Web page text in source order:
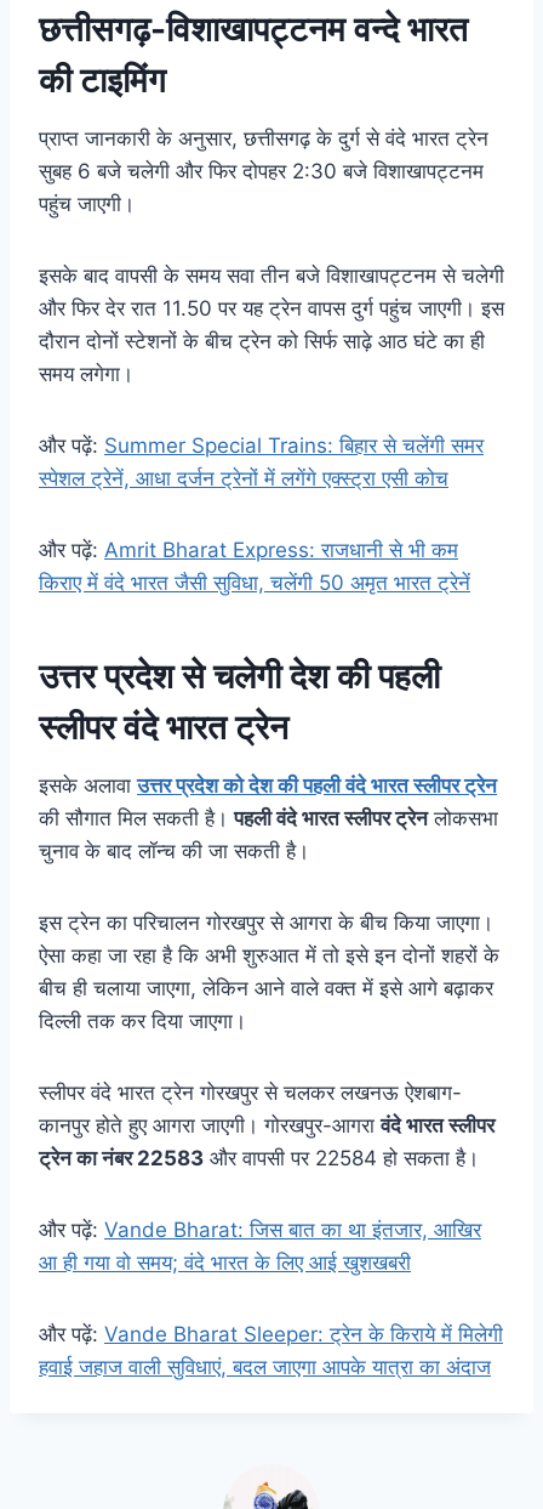
छत्तीसगढ़-विशाखापट्टनम वन्दे भारत
की टाइमिंग
प्राप्त जानकारी के अनुसार, छत्तीसगढ़ के दुर्ग से वंदे भारत ट्रेन
सुबह 6 बजे चलेगी और फिर दोपहर 2:30 बजे विशाखापट्टनम
पहुंच जाएगी।
इसके बाद वापसी के समय सवा तीन बजे विशाखापट्टनम से चलेगी
और फिर देर रात 11.50 पर यह ट्रेन वापस दुर्ग पहुंच जाएगी। इस
दौरान दोनों स्टेशनों के बीच ट्रेन को सिर्फ साढ़े आठ घंटे का ही
समय लगेगा।
और पढ़ें: Summer Special Trains: बिहार से चलेंगी समर
स्पेशल ट्रेनें, आधा दर्जन ट्रेनों में लगेंगे एक्स्ट्रा एसी कोच
और पढ़ें: Amrit Bharat Express: राजधानी से भी कम
किराए में वंदे भारत जैसी सुविधा, चलेंगी 50 अमृत भारत ट्रेनें
उत्तर प्रदेश से चलेगी देश की पहली
स्लीपर वंदेभारतट्रेन
इसके अलावाउत्तर प्रदेश को देश की पहली वंदे भारत स्लीपर ट्रेन
की सौगात मिल सकती है।पहली वंदे भारत स्लीपर ट्रेनलोकसभा
चुनाव के बाद लॉन्च की जा सकती है।
इस ट्रेन का परिचालन गोरखपुर से आगरा के बीच किया जाएगा।
ऐसा कहा जा रहा है कि अभी शुरुआत में तो इसे इन दोनों शहरों के
बीच ही चलाया जाएगा, लेकिन आने वाले वक्त में इसे आगे बढ़ाकर
दिल्ली तक कर दिया जाएगा।
स्लीपर वंदे भारत ट्रेन गोरखपुर से चलकर लखनऊ ऐशबाग-
कानपुर होते हुए आगरा जाएगी। गोरखपुर-आगरावंदे भारत स्लीपर
ट्रेन का नंबर 22583 और वापसी पर 22584 हो सकता है।
और पढ़ें: Vande Bharat: जिस बात का था इंतजार, आखिर
आ ही गया वो समय; वंदे भारत के लिए आई खुशखबरी
और पढ़ें: Vande Bharat Sleeper: ट्रेन के किराये में मिलेगी
हवाई जहाज वाली सुविधाएं, बदल जाएगा आपके यात्रा का अंदाज